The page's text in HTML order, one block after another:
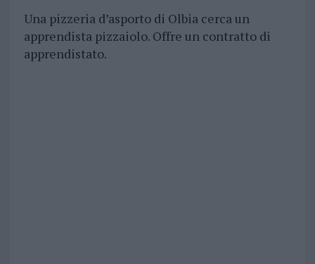
Una pizzeria d’asporto di Olbia cerca un
apprendista pizzaiolo. Offre un contratto di
apprendistato.